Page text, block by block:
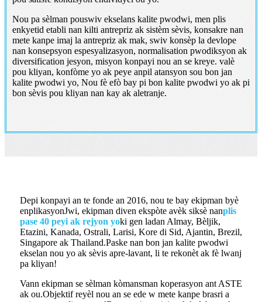
Nou pa sèlman pouswiv ekselans kalite pwodwi, men plis
enkyetid etabli nan kilti antrepriz ak sistèm sèvis, konsakre nan
mete kanpe imaj la antrepriz ak mak, swiv konsèp la devlope
nan konsepsyon espesyalizasyon, normalisation pwodiksyon ak
diversification jesyon, misyon konpayi nou an se kreye. valè
pou kliyan, konfòme yo ak peye anpil atansyon sou bon jan
kalite pwodwi yo, Nou fè efò bay pi bon kalite pwodwi yo ak pi
bon sèvis pou kliyan nan kay ak aletranje.
Depi konpayi an te fonde an 2016, nou te bay ekipman byè
enplikasyonJwi, ekipman diven ekspòte avèk siksè nanplis
pase 40 peyi ak rejyon yoki gen ladan Almay, Bèljik,
Etazini, Kanada, Ostrali, Larisi, Kore di Sid, Ajantin, Brezil,
Singapore ak Thailand.Paske nan bon jan kalite pwodwi
ekselan nou yo ak sèvis apre-lavant, li te rekonèt ak fè lwanj
pa kliyan!
Vann ekipman se sèlman kòmansman koperasyon ant ASTE
ak ou.Objektif reyèl nou an se ede w mete kanpe brasri a